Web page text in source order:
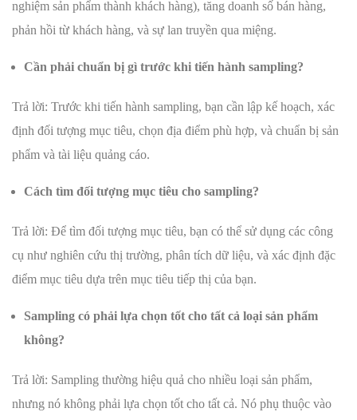
nghiệm sản phẩm thành khách hàng), tăng doanh số bán hàng,
phản hồi từ khách hàng, và sự lan truyền qua miệng.
Cần phải chuẩn bị gì trước khi tiến hành sampling?
Trả lời: Trước khi tiến hành sampling, bạn cần lập kế hoạch, xác
định đối tượng mục tiêu, chọn địa điểm phù hợp, và chuẩn bị sản
phẩm và tài liệu quảng cáo.
Cách tìm đối tượng mục tiêu cho sampling?
Trả lời: Để tìm đối tượng mục tiêu, bạn có thể sử dụng các công
cụ như nghiên cứu thị trường, phân tích dữ liệu, và xác định đặc
điểm mục tiêu dựa trên mục tiêu tiếp thị của bạn.
Sampling có phải lựa chọn tốt cho tất cả loại sản phẩm
không?
Trả lời: Sampling thường hiệu quả cho nhiều loại sản phẩm,
nhưng nó không phải lựa chọn tốt cho tất cả. Nó phụ thuộc vào